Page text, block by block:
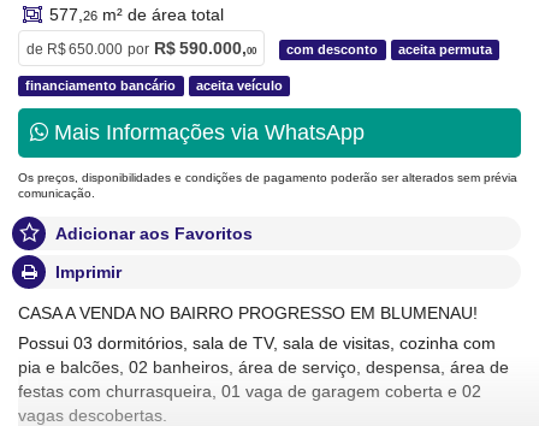
577, 26 m² de área total
de R$ 650.000 por R$ 590.000,00 com desconto aceita permuta
financiamento bancário aceita veículo
Mais Informações via WhatsApp
Os preços, disponibilidades e condições de pagamento poderão ser alterados sem prévia
comunicação.
Adicionar aos Favoritos
Imprimir
CASA A VENDA NO BAIRRO PROGRESSO EM BLUMENAU!
Possui 03 dormitórios, sala de TV, sala de visitas, cozinha com
pia e balcões, 02 banheiros, área de serviço, despensa, área de
festas com churrasqueira, 01 vaga de garagem coberta e 02
vagas descobertas.